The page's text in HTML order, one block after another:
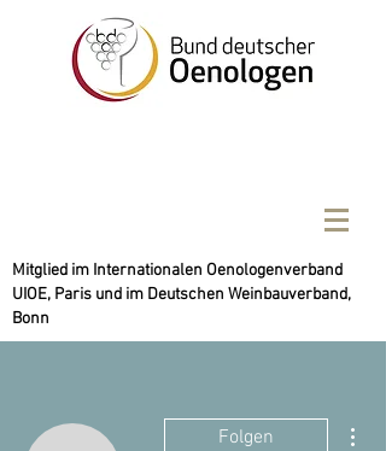
Mitglied im Internationalen Oenologenverband
UIOE, Paris und im Deutschen Weinbauverband,
Bonn
Folgen